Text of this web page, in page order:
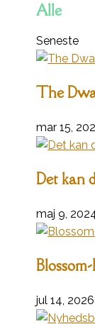
Alle
Seneste
The
mar 15,
Det kan
maj 9,
jul 14, 2026